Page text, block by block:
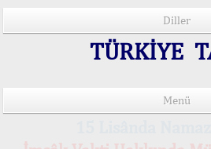
Diller
TÜRKİYE
Menü